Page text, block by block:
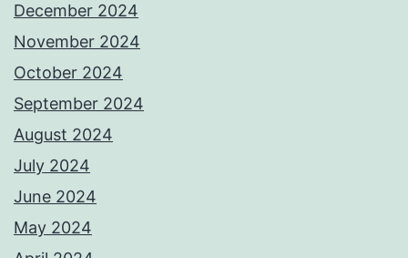
December 2024
November 2024
October 2024
September 2024
August 2024
July 2024
June 2024
May 2024